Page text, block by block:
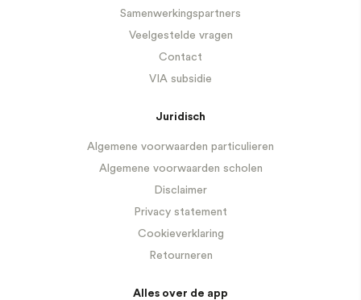
Samenwerkingspartners
Veelgestelde vragen
Contact
VIA subsidie
Juridisch
Algemene voorwaarden particulieren
Algemene voorwaarden scholen
Disclaimer
Privacy statement
Cookieverklaring
Retourneren
Alles over de app